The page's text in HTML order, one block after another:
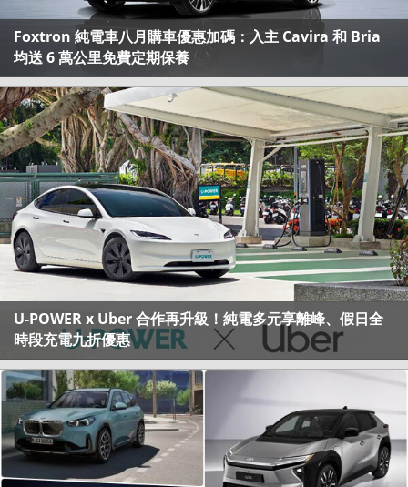
Foxtron 純電車八月購車優惠加碼：入主 Cavira 和 Bria
均送 6 萬公里免費定期保養
U-POWER x Uber 合作再升級！純電多元享離峰、假日全
時段充電九折優惠